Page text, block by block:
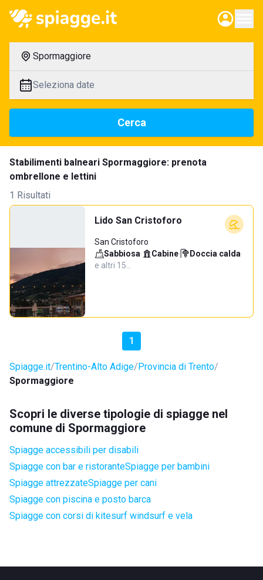
Spormaggiore
Seleziona date
Cerca
Stabilimenti balneari Spormaggiore: prenota
ombrellone e lettini
1 Risultati
Lido San Cristoforo
San Cristoforo
Sabbiosa· Cabine· Doccia calda·
e altri 15…
1
Spiagge.it Trentino-Alto Adige Provincia di Trento
Spormaggiore
Scopri le diverse tipologie di spiagge nel
comune di Spormaggiore
Spiagge accessibili per disabili
Spiagge con bar e ristoranteSpiagge per bambini
Spiagge attrezzateSpiagge per cani
Spiagge con piscina e posto barca
Spiagge con corsi di kitesurf windsurf e vela